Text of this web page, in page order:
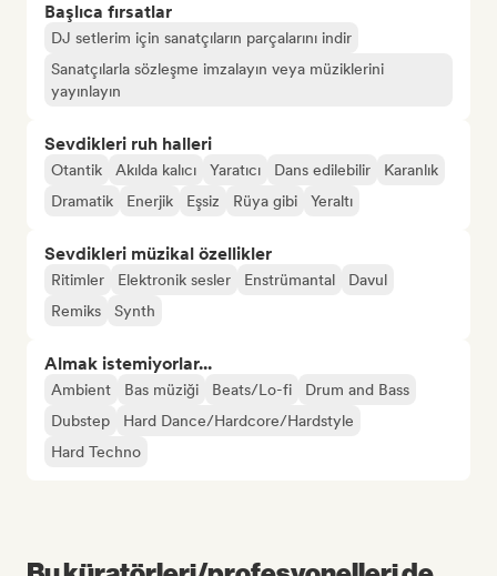
Başlıca fırsatlar
DJ setlerim için sanatçıların parçalarını indir
Sanatçılarla sözleşme imzalayın veya müziklerini
yayınlayın
Sevdikleri ruh halleri
Otantik Akılda kalıcı Yaratıcı Dans edilebilir
Karanlık
Dramatik
Enerjik Eşsiz Rüya gibi Yeraltı
Sevdikleri müzikal özellikler
Ritimler Elektronik sesler Enstrümantal
Davul
Remiks
Synth
Almak istemiyorlar...
Ambient Bas müziği Beats/Lo-fi
Drum and Bass
Dubstep
Hard Dance/Hardcore/Hardstyle
Hard Techno